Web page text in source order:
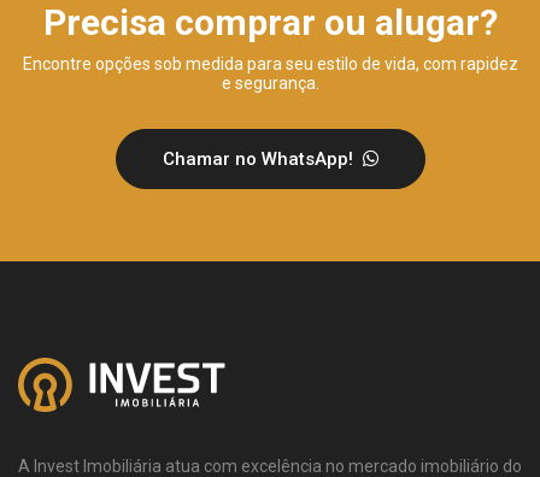
Precisa comprar ou alugar?
Encontre opções sob medida para seu estilo de vida, com rapidez
e segurança.
Chamar no WhatsApp!
A Invest Imobiliária atua com excelência no mercado imobiliário do